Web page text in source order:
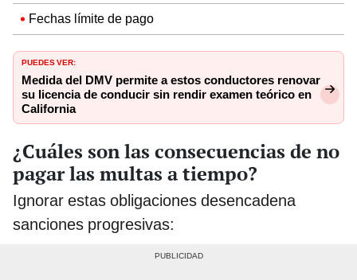
Fechas límite de pago
PUEDES VER:
Medida del DMV permite a estos conductores renovar
su licencia de conducir sin rendir examen teórico en
California
¿Cuáles son las consecuencias de no
pagar las multas a tiempo?
Ignorar estas obligaciones desencadena
sanciones progresivas: